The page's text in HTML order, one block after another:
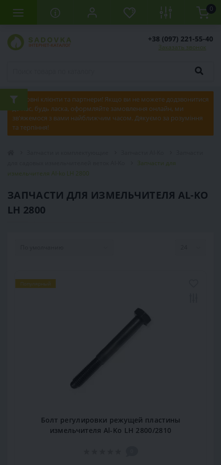
0
+38 (097) 221-55-40
Заказать звонок
Шановні клієнти та партнери! Якщо ви не можете додзвонитися
до нас, будь ласка, оформляйте замовлення онлайн, ми
зв'яжемося з вами найближчим часом. Дякуємо за розуміння
та терпіння!
Запчасти для
измельчителя Al-ko LH 2800
ЗАПЧАСТИ ДЛЯ ИЗМЕЛЬЧИТЕЛЯ AL-KO
LH 2800
Популярный
Болт регулировки режущей пластины
измельчителя Al-Ko LH 2800/2810